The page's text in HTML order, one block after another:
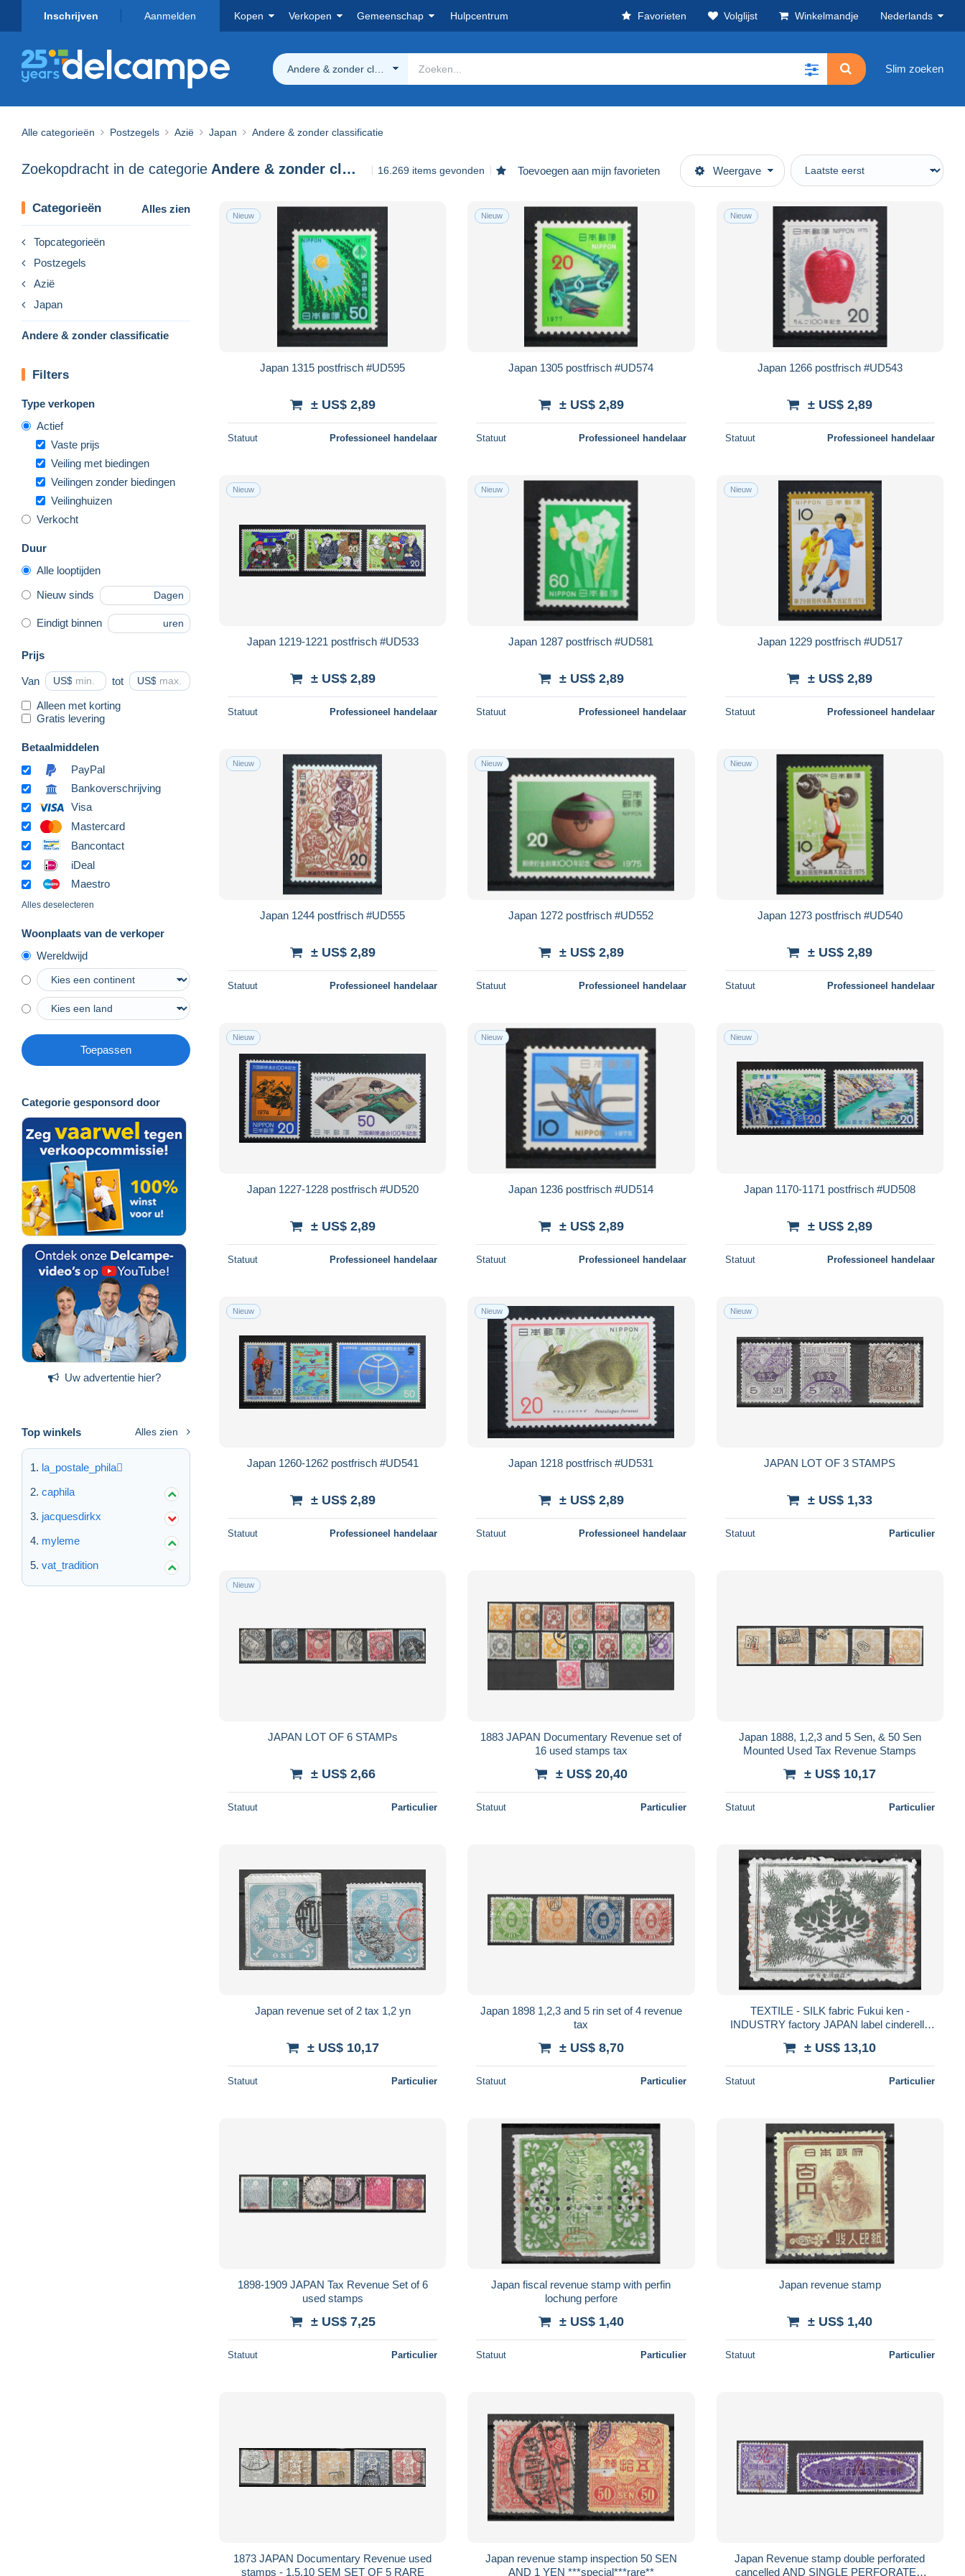
Inschrijven Aanmelden Kopen Verkopen Gemeenschap Hulpcentrum Favorieten Volglijst Winkelmandje Nederlands
Andere & zonder classificatie Slim zoeken
Alle categorieën Postzegels Azië Japan Andere & zonder classificatie
Zoekopdracht in de categorie Andere & zonder classificatie 16.269 items gevonden Toevoegen aan mijn favorieten Weergave
Categorieën Alles zien
Topcategorieën
Postzegels
Azië
Japan
Andere & zonder classificatie
Filters
Type verkopen
Actief
Vaste prijs
Veiling met biedingen
Veilingen zonder biedingen
Veilinghuizen
Verkocht
Duur
Alle looptijden
Nieuw sinds Dagen
Eindigt binnen uren
Prijs
Van US$ tot US$
Alleen met korting
Gratis levering
Betaalmiddelen
PayPal
Bankoverschrijving
Visa
Mastercard
Bancontact
iDeal
Maestro
Alles deselecteren
Woonplaats van de verkoper
Wereldwijd
Toepassen
Categorie gesponsord door
Uw advertentie hier?
Top winkels Alles zien
la_postale_phila
caphila
jacquesdirkx
myleme
vat_tradition
Nieuw
Japan 1315 postfrisch #UD595
± US$ 2,89
Statuut Professioneel handelaar
Nieuw
Japan 1305 postfrisch #UD574
± US$ 2,89
Statuut Professioneel handelaar
Nieuw
Japan 1266 postfrisch #UD543
± US$ 2,89
Statuut Professioneel handelaar
Nieuw
Japan 1219-1221 postfrisch #UD533
± US$ 2,89
Statuut Professioneel handelaar
Nieuw
Japan 1287 postfrisch #UD581
± US$ 2,89
Statuut Professioneel handelaar
Nieuw
Japan 1229 postfrisch #UD517
± US$ 2,89
Statuut Professioneel handelaar
Nieuw
Japan 1244 postfrisch #UD555
± US$ 2,89
Statuut Professioneel handelaar
Nieuw
Japan 1272 postfrisch #UD552
± US$ 2,89
Statuut Professioneel handelaar
Nieuw
Japan 1273 postfrisch #UD540
± US$ 2,89
Statuut Professioneel handelaar
Nieuw
Japan 1227-1228 postfrisch #UD520
± US$ 2,89
Statuut Professioneel handelaar
Nieuw
Japan 1236 postfrisch #UD514
± US$ 2,89
Statuut Professioneel handelaar
Nieuw
Japan 1170-1171 postfrisch #UD508
± US$ 2,89
Statuut Professioneel handelaar
Nieuw
Japan 1260-1262 postfrisch #UD541
± US$ 2,89
Statuut Professioneel handelaar
Nieuw
Japan 1218 postfrisch #UD531
± US$ 2,89
Statuut Professioneel handelaar
Nieuw
JAPAN LOT OF 3 STAMPS
± US$ 1,33
Statuut Particulier
Nieuw
JAPAN LOT OF 6 STAMPs
± US$ 2,66
Statuut Particulier
1883 JAPAN Documentary Revenue set of
16 used stamps tax
± US$ 20,40
Statuut Particulier
Japan 1888, 1,2,3 and 5 Sen, & 50 Sen
Mounted Used Tax Revenue Stamps
± US$ 10,17
Statuut Particulier
Japan revenue set of 2 tax 1,2 yn
± US$ 10,17
Statuut Particulier
Japan 1898 1,2,3 and 5 rin set of 4 revenue
tax
± US$ 8,70
Statuut Particulier
TEXTILE - SILK fabric Fukui ken -
INDUSTRY factory JAPAN label cinderella
± US$ 13,10
Statuut Particulier
1898-1909 JAPAN Tax Revenue Set of 6
used stamps
± US$ 7,25
Statuut Particulier
Japan fiscal revenue stamp with perfin
lochung perfore
± US$ 1,40
Statuut Particulier
Japan revenue stamp
± US$ 1,40
Statuut Particulier
1873 JAPAN Documentary Revenue used
stamps - 1,5,10 SEM SET OF 5 RARE
Japan revenue stamp inspection 50 SEN
AND 1 YEN ***special***rare**
Japan Revenue stamp double perforated
cancelled AND SINGLE PERFORATED